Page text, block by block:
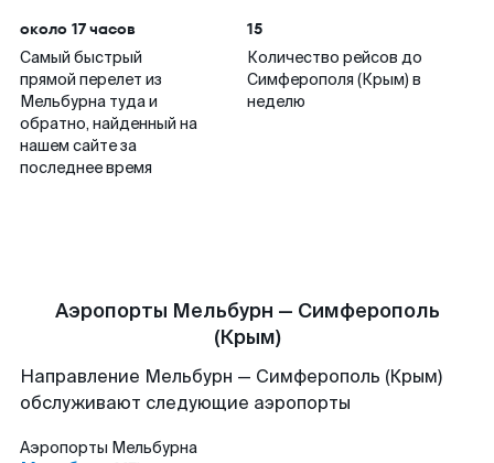
около 17 часов
Самый быстрый
прямой перелет из
Мельбурна туда и
обратно, найденный на
нашем сайте за
последнее время
15
Количество рейсов до
Симферополя (Крым) в
неделю
Аэропорты Мельбурн — Симферополь
(Крым)
Направление Мельбурн — Симферополь (Крым)
обслуживают следующие аэропорты
Аэропорты Мельбурна